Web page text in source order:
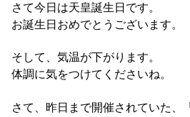
さて今日は天皇誕生日です。
お誕生日おめでとうございます。
そして、気温が下がります。
体調に気をつけてくださいね。
さて、昨日まで開催されていた、